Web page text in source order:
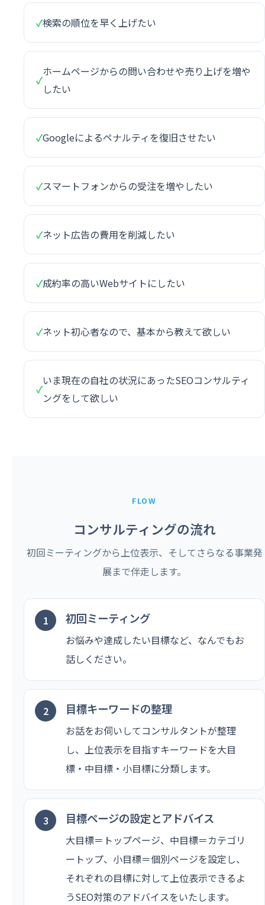
✓検索の順位を早く上げたい
✓
ホームページからの問い合わせや売り上げを増や
したい
✓Googleによるペナルティを復旧させたい
✓スマートフォンからの受注を増やしたい
✓ネット広告の費用を削減したい
✓成約率の高いWebサイトにしたい
✓ネット初心者なので、基本から教えて欲しい
✓
いま現在の自社の状況にあったSEOコンサルティ
ングをして欲しい
FLOW
コンサルティングの流れ
初回ミーティングから上位表示、そしてさらなる事業発
展まで伴走します。
初回ミーティング
お悩みや達成したい目標など、なんでもお
話しください。
目標キーワードの整理
お話をお伺いしてコンサルタントが整理
し、上位表示を目指すキーワードを大目
標・中目標・小目標に分類します。
目標ページの設定とアドバイス
大目標＝トップページ、中目標＝カテゴリ
ートップ、小目標＝個別ページを設定し、
それぞれの目標に対して上位表示できるよ
うSEO対策のアドバイスをいたします。